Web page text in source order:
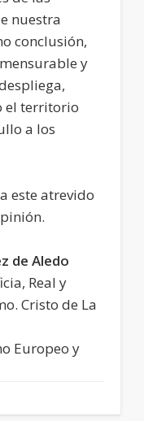
nuestra
conclusión,
y
el territorio
a los
este atrevido
de Aledo
Real y
Cristo de La
Europeo y